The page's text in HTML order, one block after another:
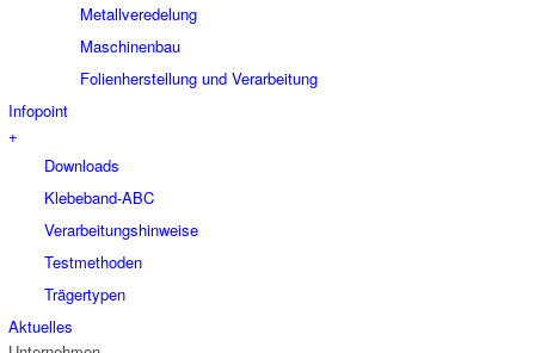
Metallveredelung
Maschinenbau
Folienherstellung und Verarbeitung
Infopoint
+
Downloads
Klebeband-ABC
Verarbeitungshinweise
Testmethoden
Trägertypen
Aktuelles